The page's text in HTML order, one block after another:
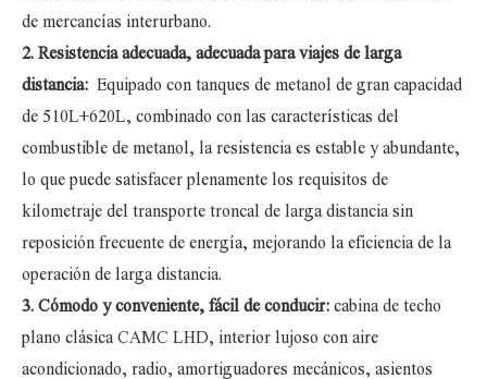
de mercancías interurbano.
2. Resistencia adecuada, adecuada para viajes de larga
distancia: Equipado con tanques de metanol de gran capacidad
de 510L+620L, combinado con las características del
combustible de metanol, la resistencia es estable y abundante,
lo que puede satisfacer plenamente los requisitos de
kilometraje del transporte troncal de larga distancia sin
reposición frecuente de energía, mejorando la eficiencia de la
operación de larga distancia.
3. Cómodo y conveniente, fácil de conducir: cabina de techo
plano clásica CAMC LHD, interior lujoso con aire
acondicionado, radio, amortiguadores mecánicos, asientos